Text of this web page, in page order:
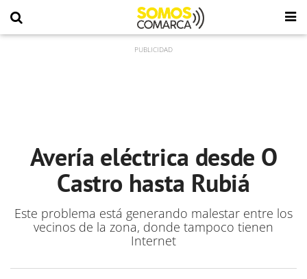
Avería eléctrica desde O
Castro hasta Rubiá
Este problema está generando malestar entre los
vecinos de la zona, donde tampoco tienen
Internet